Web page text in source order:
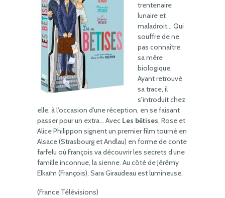
trentenaire
lunaire et
maladroit… Qui
souffre de ne
pas connaître
sa mère
biologique.
Ayant retrouvé
sa trace, il
s’introduit chez
elle, à l’occasion d’une réception, en se faisant
passer pour un extra… Avec Les bêtises, Rose et
Alice Philippon signent un premier film tourné en
Alsace (Strasbourg et Andlau) en forme de conte
farfelu où François va découvrir les secrets d’une
famille inconnue, la sienne. Au côté de Jérémy
Elkaïm (François), Sara Giraudeau est lumineuse.
(France Télévisions)